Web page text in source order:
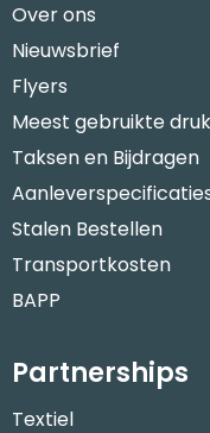
Over ons
Nieuwsbrief
Flyers
Meest gebruikte
Taksen en Bijdragen
Stalen Bestellen
Transportkosten
BAPP
Partnerships
Textiel